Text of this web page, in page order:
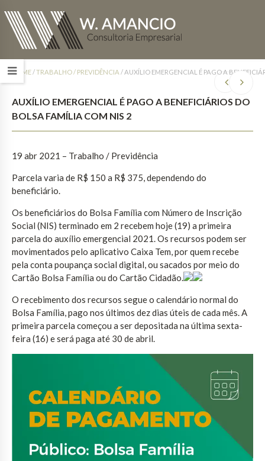
HOME/TRABALHO / PREVIDÊNCIA /AUXÍLIO EMERGENCIAL É PAGO A
AUXÍLIO EMERGENCIAL É PAGO A BENEFICIÁRIOS DO
BOLSA FAMÍLIA COM NIS 2
19 abr 2021 – Trabalho / Previdência
Parcela varia de R$ 150 a R$ 375, dependendo do
beneficiário.
Os beneficiários do Bolsa Família com Número de Inscrição
Social (NIS) terminado em 2 recebem hoje (19) a primeira
parcela do auxílio emergencial 2021. Os recursos podem ser
movimentados pelo aplicativo Caixa Tem, por quem recebe
pela conta poupança social digital, ou sacados por meio do
Cartão Bolsa Família ou do Cartão Cidadão.
O recebimento dos recursos segue o calendário normal do
Bolsa Família, pago nos últimos dez dias úteis de cada mês. A
primeira parcela começou a ser depositada na última sexta-
feira (16) e será paga até 30 de abril.